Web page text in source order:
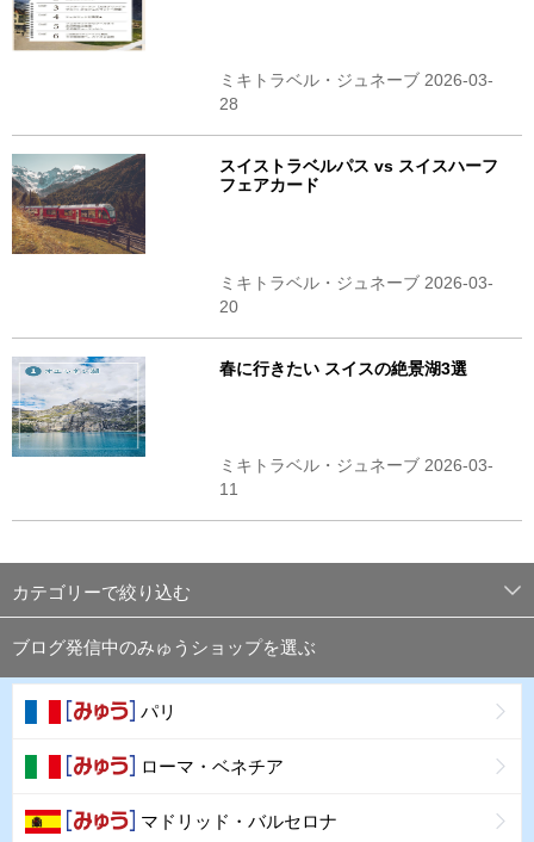
ミキトラベル・ジュネーブ 2026-03-
28
スイストラベルパス vs スイスハーフ
フェアカード
ミキトラベル・ジュネーブ 2026-03-
20
春に行きたい スイスの絶景湖3選
ミキトラベル・ジュネーブ 2026-03-
11
カテゴリーで絞り込む
ブログ発信中のみゅうショップを選ぶ
パリ
ローマ・ベネチア
マドリッド・バルセロナ